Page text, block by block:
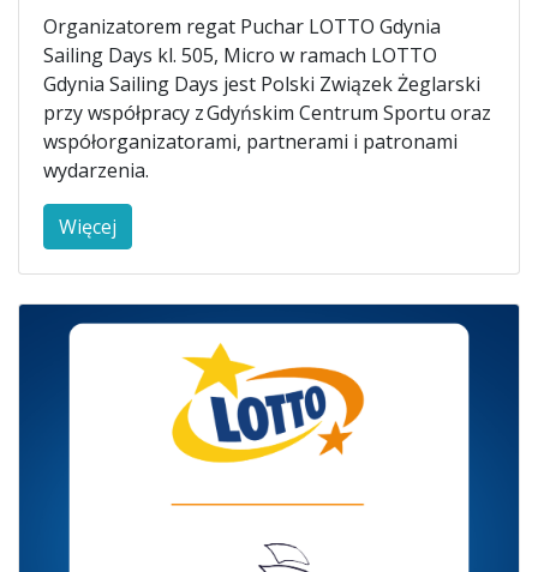
Organizatorem regat Puchar LOTTO Gdynia
Sailing Days kl. 505, Micro w ramach LOTTO
Gdynia Sailing Days jest Polski Związek Żeglarski
przy współpracy z Gdyńskim Centrum Sportu oraz
współorganizatorami, partnerami i patronami
wydarzenia.
Więcej